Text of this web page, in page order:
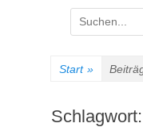
Suche
nach:
Start »
Schlagwort: